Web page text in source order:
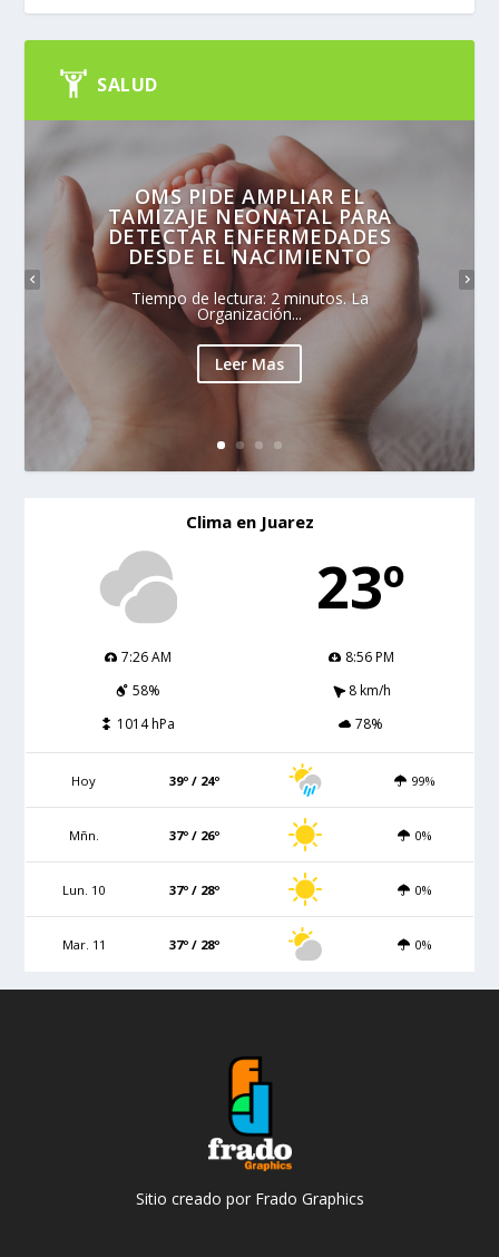
SALUD
OMS PIDE AMPLIAR EL
TAMIZAJE NEONATAL PARA
DETECTAR ENFERMEDADES
DESDE EL NACIMIENTO
Tiempo de lectura: 2 minutos. La
Organización...
Leer Mas
Clima en Juarez
23º
7:26 AM
8:56 PM
58%
8 km/h
1014 hPa
78%
Hoy 39º / 24º 99%
Mñn. 37º / 26º 0%
Lun. 10 37º / 28º 0%
Mar. 11 37º / 28º 0%
Sitio creado por Frado Graphics